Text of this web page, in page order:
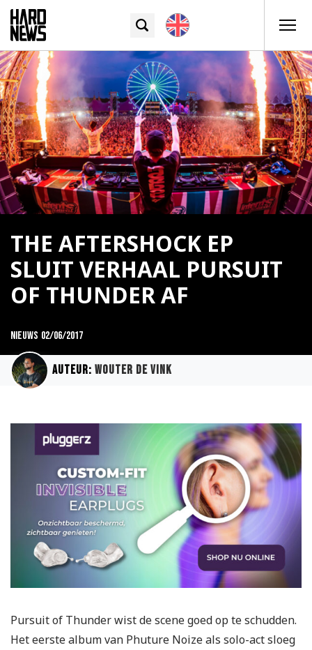
THE AFTERSHOCK EP
SLUIT VERHAAL PURSUIT
OF THUNDER AF
Nieuws 02/06/2017
Auteur: Wouter de Vink
Pursuit of Thunder wist de scene goed op te schudden.
Het eerste album van Phuture Noize als solo-act sloeg